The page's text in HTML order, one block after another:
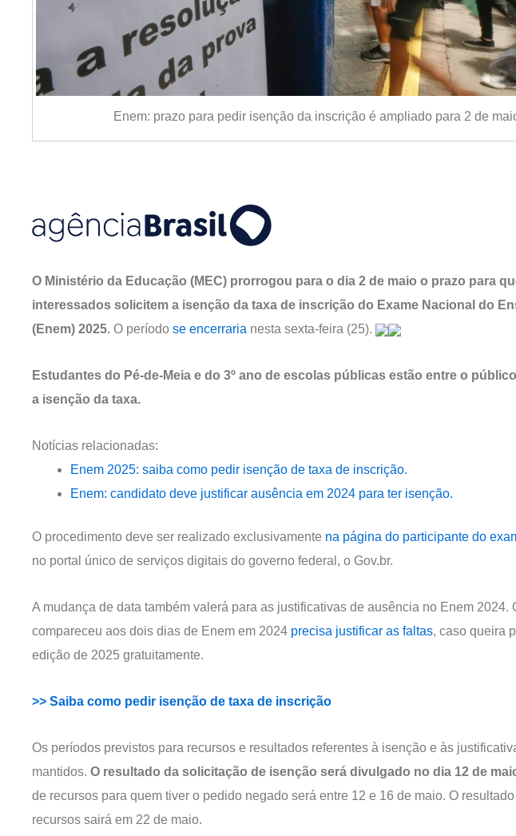
Enem: prazo para pedir isenção da inscrição é ampliado para 2 de
O Ministério da Educação (MEC) prorrogou para o dia 2 de maio o prazo para
interessados solicitem a isenção da taxa de inscrição do Exame Nacional do
(Enem) 2025. O período se encerraria nesta sexta-feira (25).
Estudantes do Pé-de-Meia e do 3º ano de escolas públicas estão entre o
a isenção da taxa.
Notícias relacionadas:
Enem 2025: saiba como pedir isenção de taxa de inscrição.
Enem: candidato deve justificar ausência em 2024 para ter isenção.
O procedimento deve ser realizado exclusivamente na página do participante do
no portal único de serviços digitais do governo federal, o Gov.br.
A mudança de data também valerá para as justificativas de ausência no Enem 2024.
compareceu aos dois dias de Enem em 2024 precisa justificar as faltas, caso queira
edição de 2025 gratuitamente.
>> Saiba como pedir isenção de taxa de inscrição
Os períodos previstos para recursos e resultados referentes à isenção e às
mantidos. O resultado da solicitação de isenção será divulgado no dia 12 de
de recursos para quem tiver o pedido negado será entre 12 e 16 de maio. O
recursos sairá em 22 de maio.